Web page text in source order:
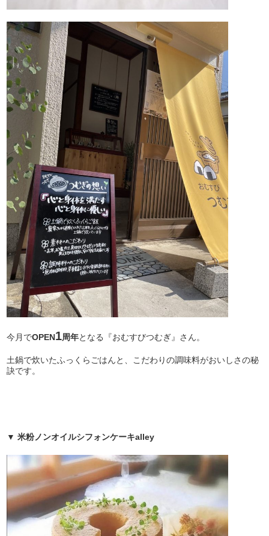
今月でOPEN1周年となる『おむすびつむぎ』さん。
土鍋で炊いたふっくらごはんと、こだわりの調味料がおいしさの秘
訣です。
▼ 米粉ノンオイルシフォンケーキalley